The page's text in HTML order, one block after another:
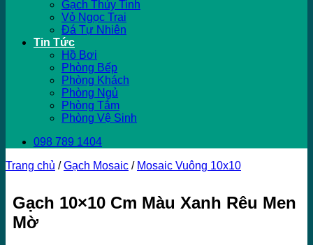
Gạch Thủy Tinh
Vỏ Ngọc Trai
Đá Tự Nhiên
Tin Tức
Hồ Bơi
Phòng Bếp
Phòng Khách
Phòng Ngủ
Phòng Tắm
Phòng Vệ Sinh
098 789 1404
Trang chủ / Gạch Mosaic / Mosaic Vuông 10x10
Gạch 10×10 Cm Màu Xanh Rêu Men
Mờ